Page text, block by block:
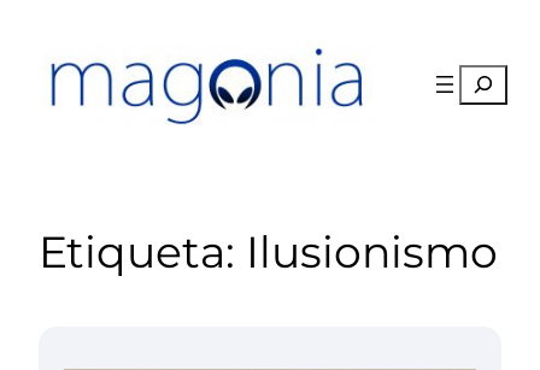
contenido
Buscar
Etiqueta: Ilusionismo